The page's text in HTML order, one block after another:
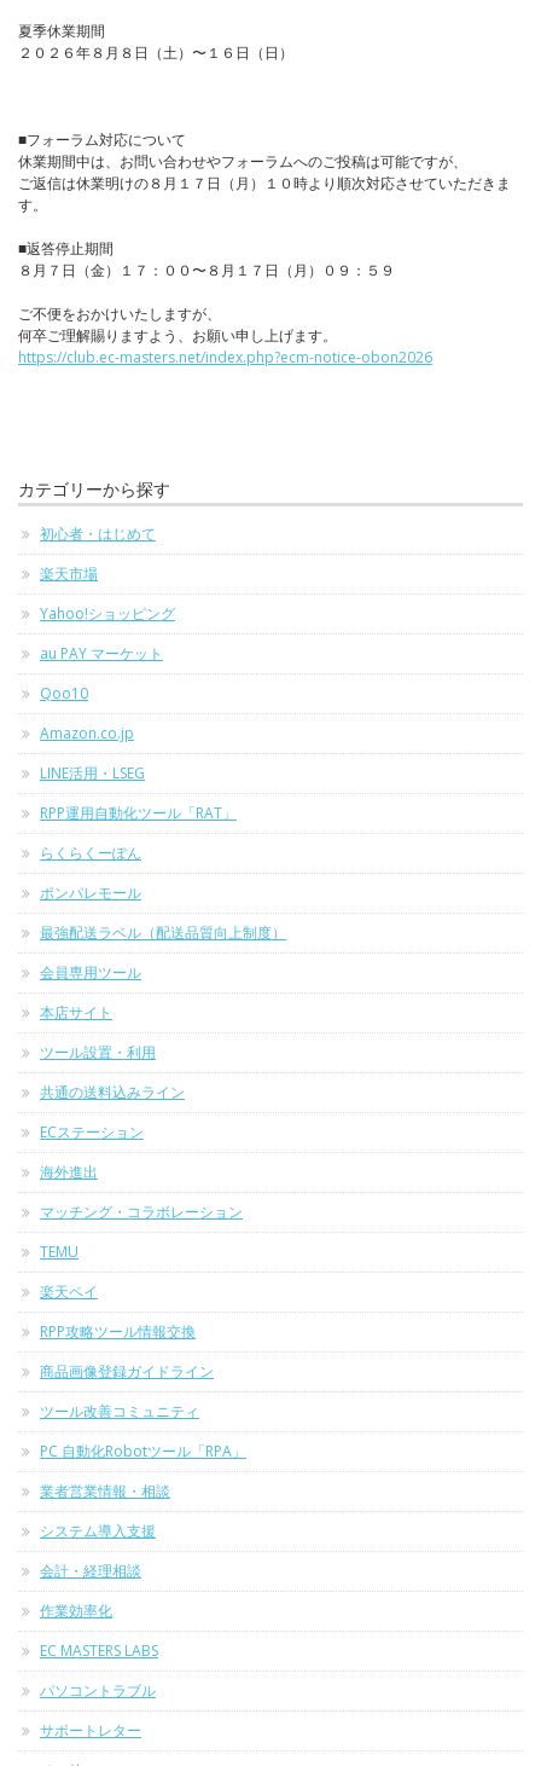
夏季休業期間
２０２６年８月８日（土）〜１６日（日）
■フォーラム対応について
休業期間中は、お問い合わせやフォーラムへのご投稿は可能ですが、
ご返信は休業明けの８月１７日（月）１０時より順次対応させていただきま
す。
■返答停止期間
８月７日（金）１７：００〜８月１７日（月）０９：５９
ご不便をおかけいたしますが、
何卒ご理解賜りますよう、お願い申し上げます。
https://club.ec-masters.net/index.php?ecm-notice-obon2026
カテゴリーから探す
初心者・はじめて
楽天市場
Yahoo!ショッピング
au PAY マーケット
Qoo10
Amazon.co.jp
LINE活用・LSEG
RPP運用自動化ツール「RAT」
らくらくーぽん
ポンパレモール
最強配送ラベル（配送品質向上制度）
会員専用ツール
本店サイト
ツール設置・利用
共通の送料込みライン
ECステーション
海外進出
マッチング・コラボレーション
TEMU
楽天ペイ
RPP攻略ツール情報交換
商品画像登録ガイドライン
ツール改善コミュニティ
PC 自動化Robotツール「RPA」
業者営業情報・相談
システム導入支援
会計・経理相談
作業効率化
EC MASTERS LABS
パソコントラブル
サポートレター